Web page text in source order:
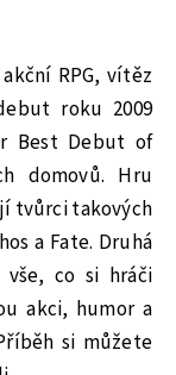
RPG, vítěz
roku 2009
Best Debut of
domovů. Hru
tvůrci takových
a Fate. Druhá
co si hráči
akci, humor a
si můžete